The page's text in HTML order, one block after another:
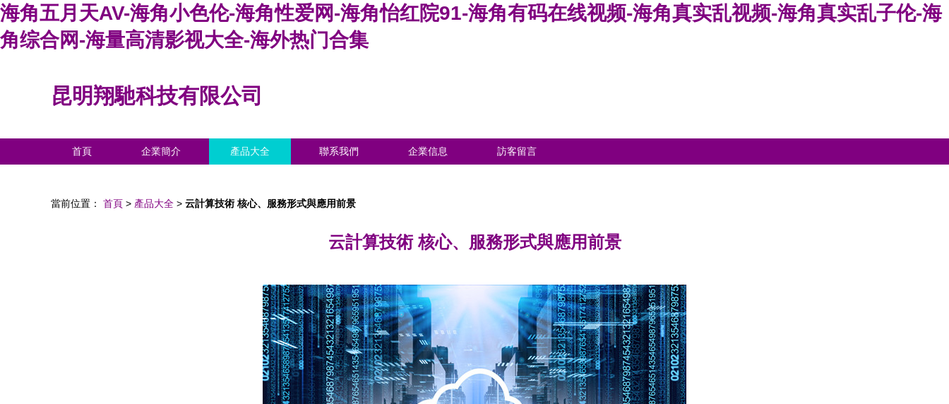
海角五月天AV-海角小色伦-海角性爱网-海角怡红院91-海角有码在线视频-海角真实乱视频-海角真实乱子伦-海
角综合网-海量高清影视大全-海外热门合集
昆明翔馳科技有限公司
首頁 企業簡介 產品大全 聯系我們 企業信息 訪客留言
當前位置： 首頁 > 產品大全 > 云計算技術 核心、服務形式與應用前景
云計算技術 核心、服務形式與應用前景